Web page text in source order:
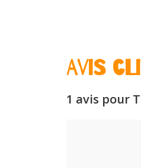
Avis
1 avis pour